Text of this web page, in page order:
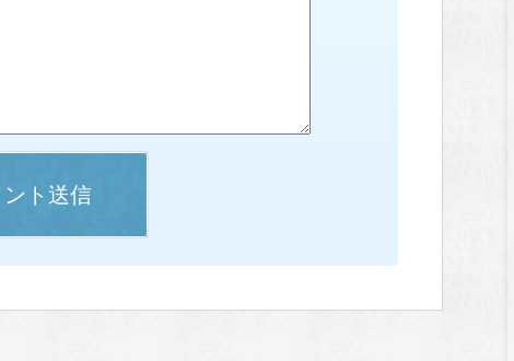
ト送信